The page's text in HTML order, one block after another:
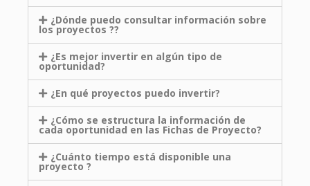
¿Dónde puedo consultar información sobre
los proyectos ??
¿Es mejor invertir en algún tipo de
oportunidad?
¿En qué proyectos puedo invertir?
¿Cómo se estructura la información de
cada oportunidad en las Fichas de Proyecto?
¿Cuánto tiempo está disponible una
proyecto ?